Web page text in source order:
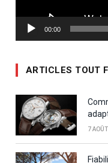
00:00
ARTICLES TOUT
7